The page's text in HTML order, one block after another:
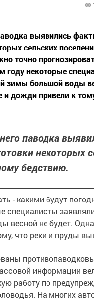
выявились
сельских
точно
году некоторые
зимы большой воды
и дожди привели к
паводка
некоторых
бедствию.
- какими будут
специалисты
не будет.
что реки и пруды
информации
работу по
На многих